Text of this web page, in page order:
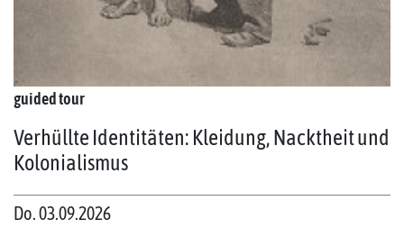
guided tour
Verhüllte Identitäten: Kleidung, Nacktheit und
Kolonialismus
Do. 03.09.2026